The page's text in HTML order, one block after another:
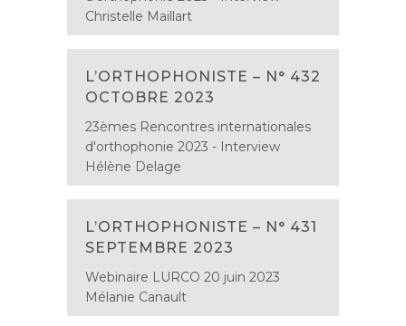
Christelle Maillart
L’ORTHOPHONISTE – N° 432
OCTOBRE 2023
23èmes Rencontres internationales
d'orthophonie 2023 - Interview
Hélène Delage
L’ORTHOPHONISTE – N° 431
SEPTEMBRE 2023
Webinaire LURCO 20 juin 2023
Mélanie Canault